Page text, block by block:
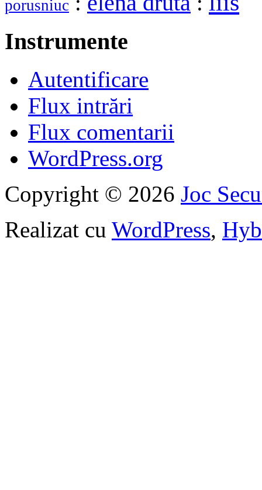
porusniuc
Instrumente
Autentificare
Flux intrări
Flux comentarii
WordPress.org
Copyright © 2026 Joc
Realizat cu WordPress,